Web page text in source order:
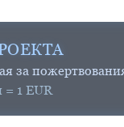
за
1 EUR